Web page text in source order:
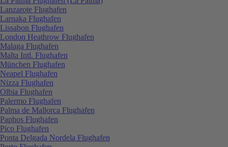
Lanzarote Flughafen
Larnaka Flughafen
Lissabon Flughafen
London Heathrow Flughafen
Malaga Flughafen
Malta Intl. Flughafen
München Flughafen
Neapel Flughafen
Nizza Flughafen
Olbia Flughafen
Palermo Flughafen
Palma de Mallorca Flughafen
Paphos Flughafen
Pico Flughafen
Ponta Delgada Nordela Flughafen